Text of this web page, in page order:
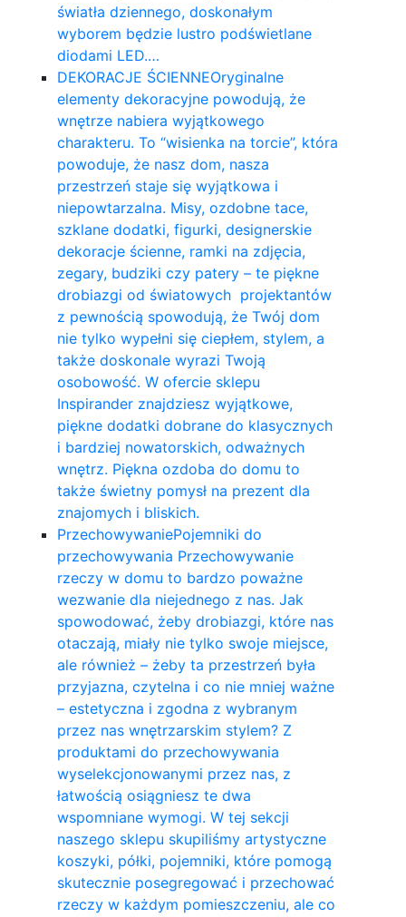
światła dziennego, doskonałym
wyborem będzie lustro podświetlane
diodami LED.…
DEKORACJE ŚCIENNEOryginalne
elementy dekoracyjne powodują, że
wnętrze nabiera wyjątkowego
charakteru. To “wisienka na torcie”, która
powoduje, że nasz dom, nasza
przestrzeń staje się wyjątkowa i
niepowtarzalna. Misy, ozdobne tace,
szklane dodatki, figurki, designerskie
dekoracje ścienne, ramki na zdjęcia,
zegary, budziki czy patery – te piękne
drobiazgi od światowych projektantów
z pewnością spowodują, że Twój dom
nie tylko wypełni się ciepłem, stylem, a
także doskonale wyrazi Twoją
osobowość. W ofercie sklepu
Inspirander znajdziesz wyjątkowe,
piękne dodatki dobrane do klasycznych
i bardziej nowatorskich, odważnych
wnętrz. Piękna ozdoba do domu to
także świetny pomysł na prezent dla
znajomych i bliskich.
PrzechowywaniePojemniki do
przechowywania Przechowywanie
rzeczy w domu to bardzo poważne
wezwanie dla niejednego z nas. Jak
spowodować, żeby drobiazgi, które nas
otaczają, miały nie tylko swoje miejsce,
ale również – żeby ta przestrzeń była
przyjazna, czytelna i co nie mniej ważne
– estetyczna i zgodna z wybranym
przez nas wnętrzarskim stylem? Z
produktami do przechowywania
wyselekcjonowanymi przez nas, z
łatwością osiągniesz te dwa
wspomniane wymogi. W tej sekcji
naszego sklepu skupiliśmy artystyczne
koszyki, półki, pojemniki, które pomogą
skutecznie posegregować i przechować
rzeczy w każdym pomieszczeniu, ale co